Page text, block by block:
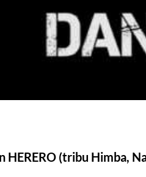
HERERO (tribu Himba,